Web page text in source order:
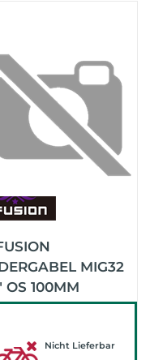
MIG32
OS 100MM
Nicht Lieferbar